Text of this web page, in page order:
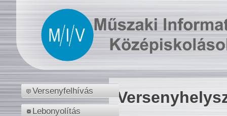
Versenyfelhívás
Lebonyolítás